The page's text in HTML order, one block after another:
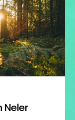
Neler